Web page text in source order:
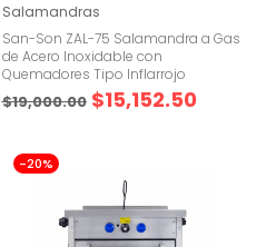
Salamandras
San-Son ZAL-75 Salamandra a Gas
de Acero Inoxidable con
Quemadores Tipo Inflarrojo
$19,000.00 $15,152.50
-20%